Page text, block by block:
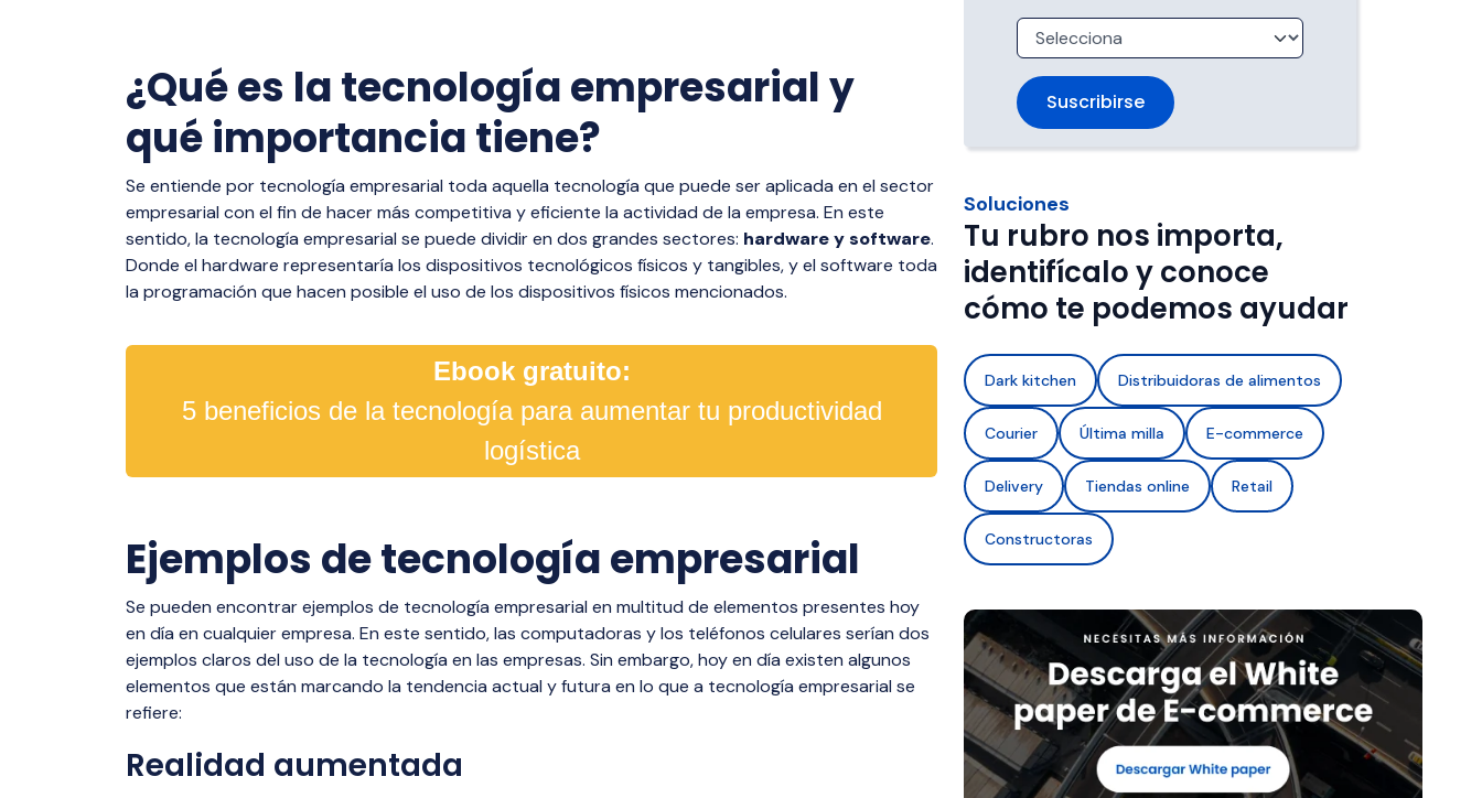
Dangerous Materials
Distribution
Distribución segura de materiales
peligrosos como gas, cemento y
hormigón, cumpliendo normativas y con
monitoreo en tiempo real.
Foodstuff Distribution
Solución para transportar alimentos con
trazabilidad, control de cadena de frío y
cumplimiento normativo.
¿Qué es la tecnología empresarial y
qué importancia tiene?
Se entiende por tecnología empresarial toda aquella tecnología que puede ser aplicada en el sector
empresarial con el fin de hacer más competitiva y eficiente la actividad de la empresa. En este
sentido, la tecnología empresarial se puede dividir en dos grandes sectores: hardware y software.
Donde el hardware representaría los dispositivos tecnológicos físicos y tangibles, y el software toda
la programación que hacen posible el uso de los dispositivos físicos mencionados.
Ebook gratuito:
5 beneficios de la tecnología para aumentar tu productividad
logística
Ejemplos de tecnología empresarial
Se pueden encontrar ejemplos de tecnología empresarial en multitud de elementos presentes hoy
en día en cualquier empresa. En este sentido, las computadoras y los teléfonos celulares serían dos
ejemplos claros del uso de la tecnología en las empresas. Sin embargo, hoy en día existen algunos
elementos que están marcando la tendencia actual y futura en lo que a tecnología empresarial se
refiere:
Realidad aumentada
Soluciones
Tu rubro nos importa,
identifícalo y conoce
cómo te podemos ayudar
Dark kitchen Distribuidoras de alimentos
Courier Última milla E-commerce
Delivery Tiendas online Retail
Constructoras